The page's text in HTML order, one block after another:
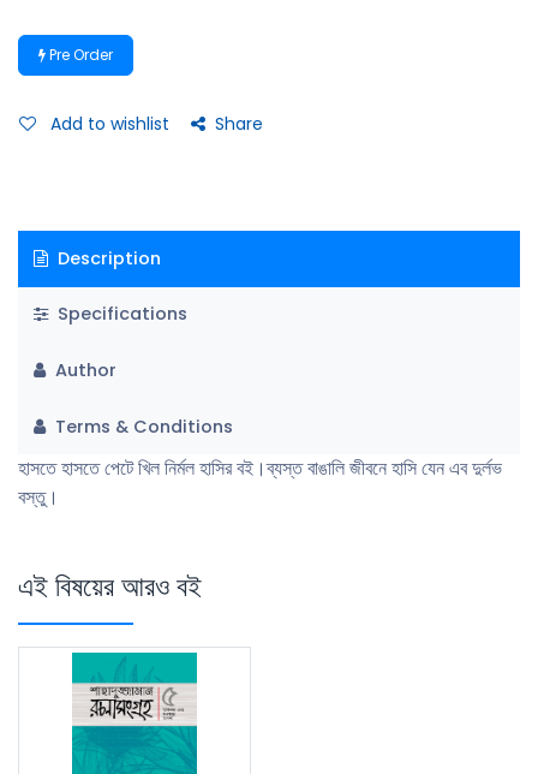
Pre Order
Add to wishlist Share
Description
Specifications
Author
Terms & Conditions
হাসতে হাসতে পেটে খিল নির্মল হাসির বই।ব্যস্ত বাঙালি জীবনে হাসি যেন এব দুর্লভ
বস্তু।
এই বিষয়ের আরও বই